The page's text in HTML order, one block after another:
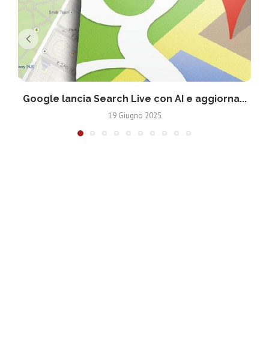
Google lancia Search Live con AI e aggiorna...
19 Giugno 2025